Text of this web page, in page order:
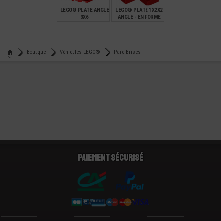
LEGO® PLATE ANGLE
3X6
LEGO® PLATE 1X2X2
ANGLE - EN FORME
Boutique
Véhicules LEGO®
Pare-Brises
Lego® accessoire véhicule pare-brise 3x6x1
Paiement sécurisé